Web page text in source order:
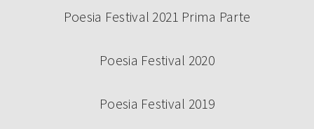
Poesia Festival 2021 Prima Parte
Poesia Festival 2020
Poesia Festival 2019